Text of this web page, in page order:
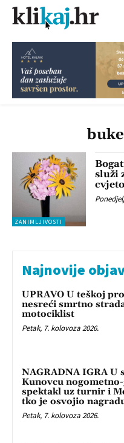
ZANIMLJIVOSTI
služi
Najnovije
UPRAVO U teškoj
nesreći smrtno
motociklist
Petak, 7. kolovoza 2026.
NAGRADNA IGRA U
Kunovcu
spektakl uz turnir i
tko je osvojio
Petak, 7. kolovoza 2026.